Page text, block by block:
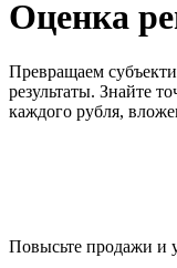
Оценка
Превращаем
результаты. Знайте
каждого рубля,
Повысьте продажи и